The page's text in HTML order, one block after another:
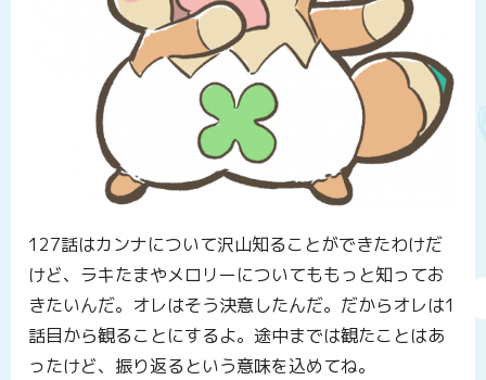
127話はカンナについて沢山知ることができたわけだ
けど、ラキたまやメロリーについてももっと知ってお
きたいんだ。オレはそう決意したんだ。だからオレは1
話目から観ることにするよ。途中までは観たことはあ
ったけど、振り返るという意味を込めてね。